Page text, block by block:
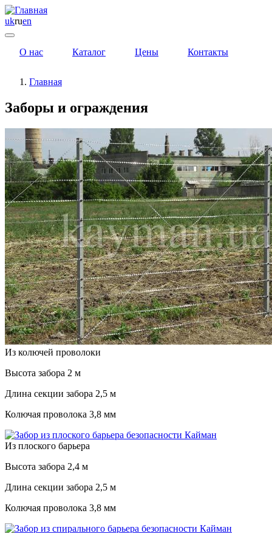
ukruen
О нас Каталог Цены Контакты
Главная
Заборы и ограждения
Из колючей проволоки
Высота забора 2 м
Длина секции забора 2,5 м
Колючая проволока 3,8 мм
Из плоского барьера
Высота забора 2,4 м
Длина секции забора 2,5 м
Колючая проволока 3,8 мм